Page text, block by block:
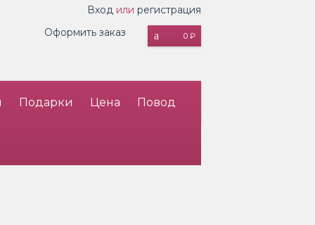
Вход или регистрация
0 ₽
Оформить заказ
Подарки Цена Повод